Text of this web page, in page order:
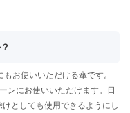
お使いいただける傘です。
ンにお使いいただけます。日
としても使用できるようにし